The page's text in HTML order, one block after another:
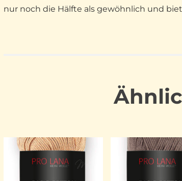
nur noch die Hälfte als gewöhnlich und